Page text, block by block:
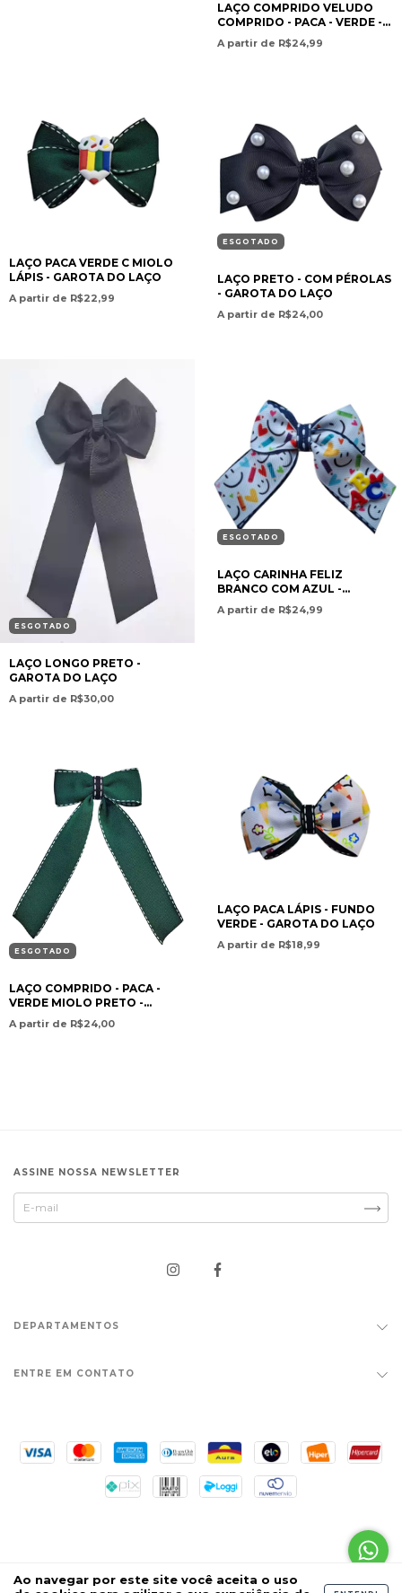
Ao navegar por este site você aceita o uso
LAÇO COMPRIDO VELUDO
COMPRIDO - PACA - VERDE -
GAROTA DO LAÇO
A partir de R$24,99
LAÇO PACA VERDE C MIOLO
LÁPIS - GAROTA DO LAÇO
A partir de R$22,99
ESGOTADO
LAÇO PRETO - COM PÉROLAS
- GAROTA DO LAÇO
A partir de R$24,00
ESGOTADO
LAÇO LONGO PRETO -
GAROTA DO LAÇO
A partir de R$30,00
ESGOTADO
LAÇO CARINHA FELIZ
BRANCO COM AZUL -
APLIQUE ABC - GAROTA DO
LAÇO
A partir de R$24,99
ESGOTADO
LAÇO COMPRIDO - PACA -
VERDE MIOLO PRETO -
GAROTA DO LAÇO
A partir de R$24,00
LAÇO PACA LÁPIS - FUNDO
VERDE - GAROTA DO LAÇO
A partir de R$18,99
ASSINE NOSSA NEWSLETTER
DEPARTAMENTOS
ENTRE EM CONTATO
Copyright Escolar Uniformes - 14468477000100 - 2026.
Todos os direitos reservados.